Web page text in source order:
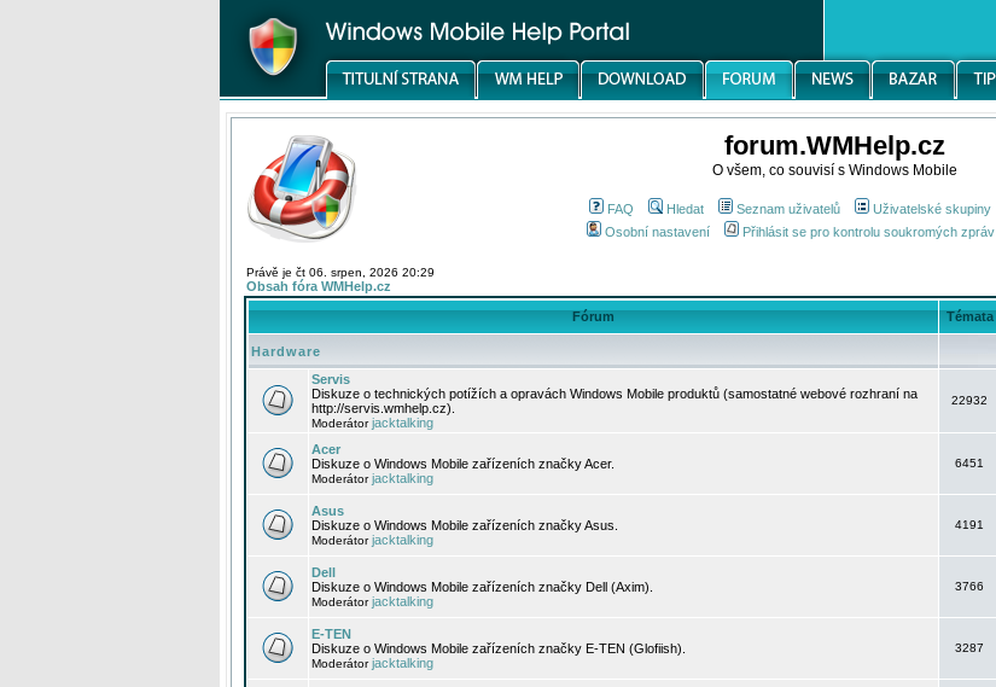
forum.WMHelp.cz
O všem, co souvisí s Windows Mobile
FAQ Hledat Seznam uživatelů Uživatelské skupiny
Osobní nastavení
Přihlásit se pro kontrolu soukromých zpráv
Právě je čt 06. srpen, 2026 20:29
Obsah fóra WMHelp.cz
Fórum Témata
Hardware
Servis
Diskuze o technických potížích a opravách Windows Mobile produktů (samostatné webové rozhraní na
http://servis.wmhelp.cz).
Moderátorjacktalking
22932
Acer
Diskuze o Windows Mobile zařízeních značky Acer.
Moderátorjacktalking
6451
Asus
Diskuze o Windows Mobile zařízeních značky Asus.
Moderátorjacktalking
4191
Dell
Diskuze o Windows Mobile zařízeních značky Dell (Axim).
Moderátorjacktalking
3766
E-TEN
Diskuze o Windows Mobile zařízeních značky E-TEN (Glofiish).
Moderátorjacktalking
3287